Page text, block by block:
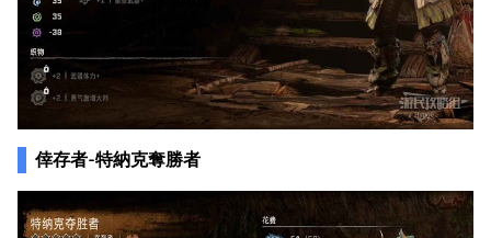
倖存者-特納克奪勝者